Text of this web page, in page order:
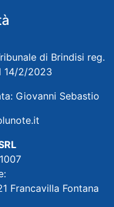
di Brindisi reg.
14/2/2023
Giovanni Sebastio
Francavilla Fontana